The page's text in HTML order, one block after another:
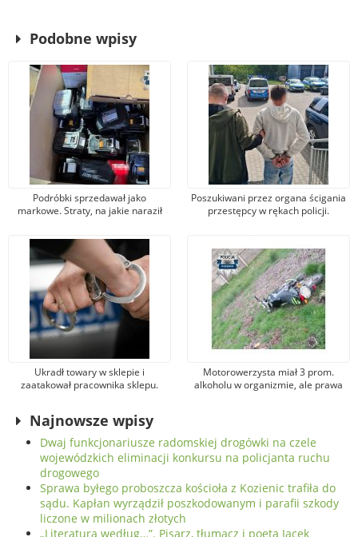
Podobne wpisy
Podróbki sprzedawał jako
markowe. Straty, na jakie naraził
tys. złotych
Poszukiwani przez organa ścigania
przestępcy w rękach policji.
Ukradł towary w sklepie i
zaatakował pracownika sklepu.
Motorowerzysta miał 3 prom.
alkoholu w organizmie, ale prawa
Najnowsze wpisy
Dwaj funkcjonariusze radomskiej drogówki na czele
wojewódzkich eliminacji konkursu na policjanta ruchu
drogowego
Sprawa byłego proboszcza kościoła z Kozienic trafiła do
sądu. Kapłan wyrządził poszkodowanym i parafii szkody
liczone w milionach złotych
„Literatura według…”. Pisarz, tłumacz i poeta Jacek